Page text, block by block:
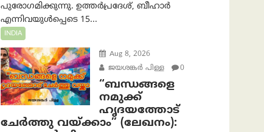
പുരോഗമിക്കുന്നു. ഉത്തർപ്രദേശ്, ബീഹാർ
എന്നിവയുൾപ്പെടെ 15...
INDIA
Aug 8, 2026
ജയശങ്കര്‍ പിള്ള
0
“ബന്ധങ്ങളെ
നമുക്ക്
ഹൃദയത്തോട്
ചേർത്തു വയ്ക്കാം” (ലേഖനം):